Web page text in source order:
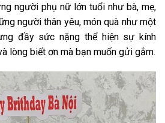
người phụ nữ lớn tuổi như bà, mẹ,
người thân yêu, món quà như một
đầy sức nặng thể hiện sự kính
lòng biết ơn mà bạn muốn gửi gắm.